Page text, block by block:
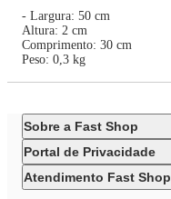
- Largura: 50 cm
Altura: 2 cm
Comprimento: 30 cm
Peso: 0,3 kg
Sobre a Fast Shop
Portal de Privacidade
Atendimento Fast Shop